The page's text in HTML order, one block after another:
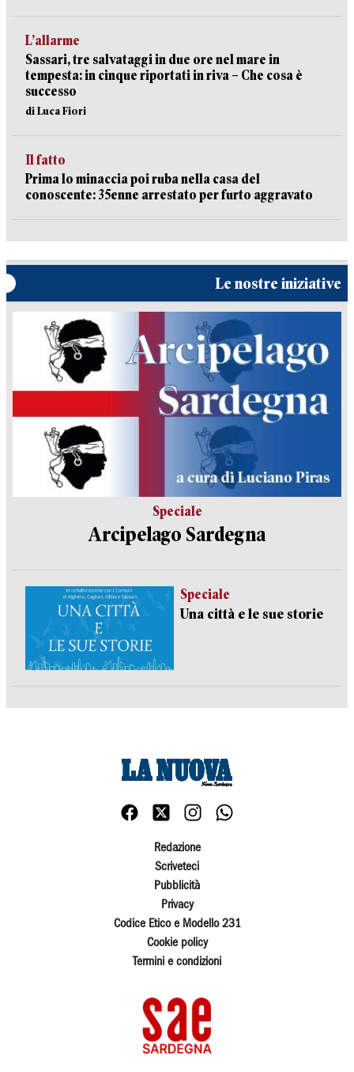
L’allarme
Sassari, tre salvataggi in due ore nel mare in
tempesta: in cinque riportati in riva – Che cosa è
successo
di Luca Fiori
Il fatto
Prima lo minaccia poi ruba nella casa del
conoscente: 35enne arrestato per furto aggravato
Le nostre iniziative
Speciale
Arcipelago Sardegna
Speciale
Una città e le sue storie
Redazione
Scriveteci
Pubblicità
Privacy
Codice Etico e Modello 231
Cookie policy
Termini e condizioni